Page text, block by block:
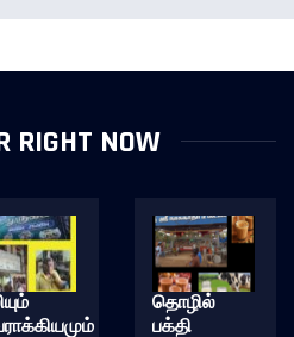
RIGHT NOW
தொழில்
பக்தி